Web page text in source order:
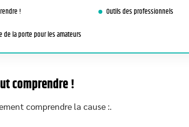
!
de la porte pour les amateurs
Outils des professionnels
comprendre !
comprendre la cause :.